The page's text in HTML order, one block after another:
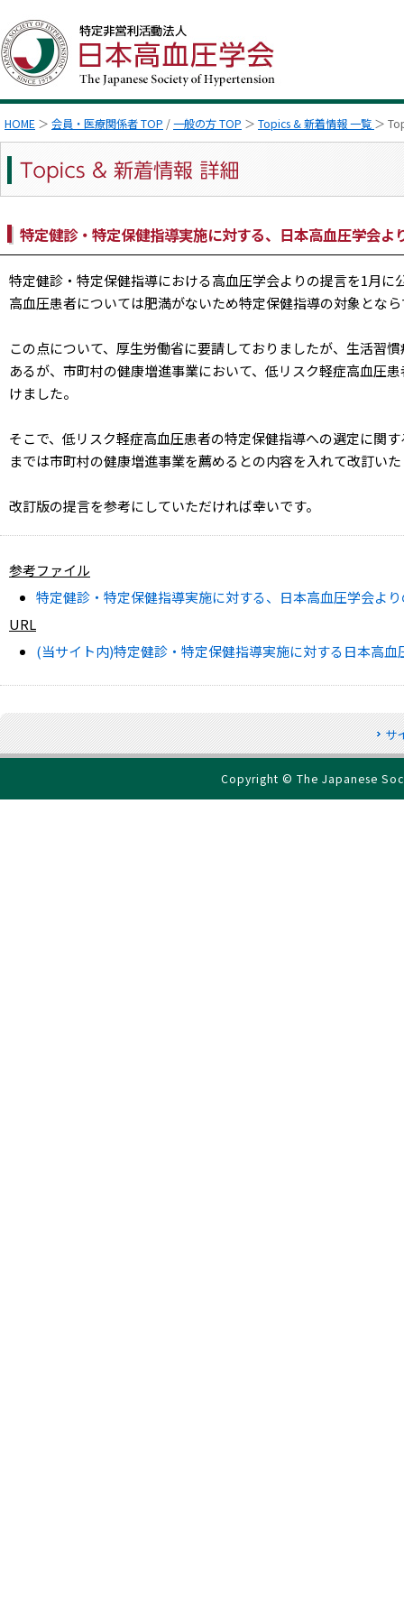
HOME ＞ 会員・医療関係者 TOP /一般の方 TOP ＞ Topics & 新着情報 一覧 ＞
特定健診・特定保健指導実施に対する、日本高血圧学会よ
特定健診・特定保健指導における高血圧学会よりの提言を1月
高血圧患者については肥満がないため特定保健指導の対象とな
この点について、厚生労働省に要請しておりましたが、生活習
あるが、市町村の健康増進事業において、低リスク軽症高血圧
けました。
そこで、低リスク軽症高血圧患者の特定保健指導への選定に関
までは市町村の健康増進事業を薦めるとの内容を入れて改訂い
改訂版の提言を参考にしていただければ幸いです。
参考ファイル
特定健診・特定保健指導実施に対する、日本高血圧学会よ
URL
(当サイト内)特定健診・特定保健指導実施に対する日本高血
サ
Copyright © The Japanese